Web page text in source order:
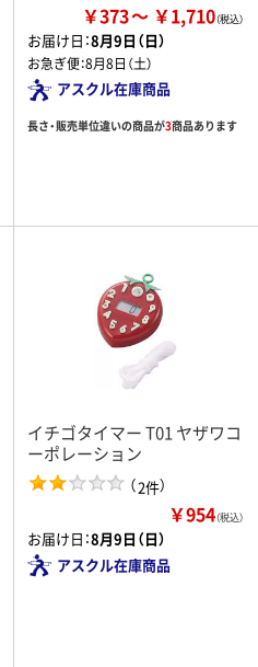
￥373 ￥1,710
お届け日：8月9日（日）
お急ぎ便：8月8日（土）
アスクル在庫商品
長さ・販売単位違いの商品が3商品あります
イチゴタイマー T01 ヤザワコ
ーポレーション
（2件）
￥954（税込）
お届け日：8月9日（日）
アスクル在庫商品